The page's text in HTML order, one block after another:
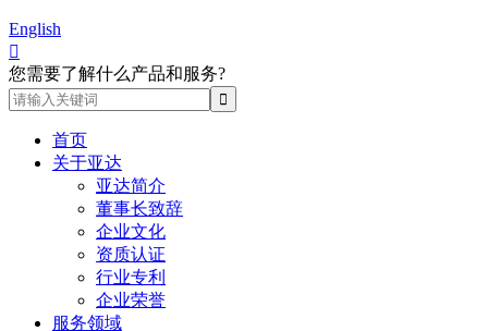
English

您需要了解什么产品和服务?
首页
关于亚达
亚达简介
董事长致辞
企业文化
资质认证
行业专利
企业荣誉
服务领域